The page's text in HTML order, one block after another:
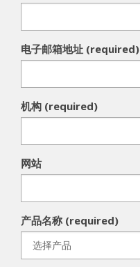
电子邮箱地址 (required)
机构 (required)
网站
产品名称 (required)